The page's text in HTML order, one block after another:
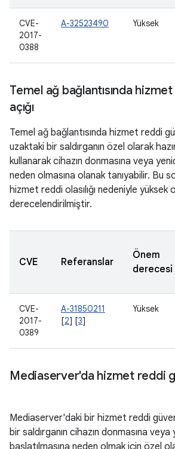
CVE-
2017-
0388
A-32523490 Yüksek
Temel ağ bağlantısında
açığı
Temel ağ bağlantısında hizmet reddi
uzaktaki bir saldırganın özel olarak
kullanarak cihazın donmasına veya
neden olmasına olanak tanıyabilir. Bu
hizmet reddi olasılığı nedeniyle yüksek
derecelendirilmiştir.
CVE Referanslar
Önem
derecesi
CVE-
2017-
0389
A-31850211
[2] [3]
Yüksek
Mediaserver'da hizmet reddi
Mediaserver'daki bir hizmet reddi
bir saldırganın cihazın donmasına veya
başlatılmasına neden olmak için özel